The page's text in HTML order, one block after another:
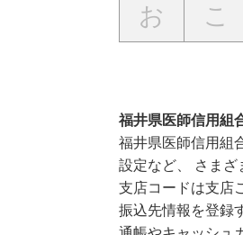
お
こ
福井県医師信用組
福井県医師信用組
設定など、 さまざ
支店コードは支店
振込先情報を登録